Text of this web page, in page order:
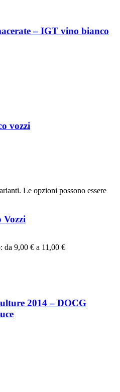
– IGT vino bianco
vozzi
Le opzioni possono essere
Vozzi
da 9,00 € a 11,00 €
2014 – DOCG